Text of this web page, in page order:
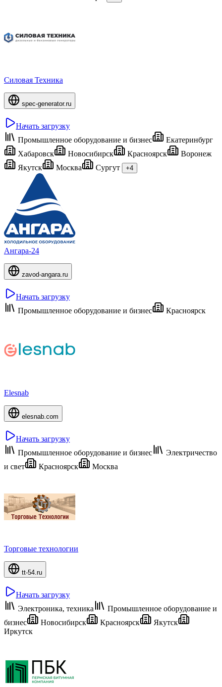
Силовая Техника
spec-generator.ru
Начать загрузку
Промышленное оборудование и бизнес
Екатеринбург
Хабаровск
Новосибирск Красноярск
Воронеж
Якутск
Москва Сургут +4
Ангара-24
zavod-angara.ru
Начать загрузку
Промышленное оборудование и бизнес
Красноярск
Elesnab
elesnab.com
Начать загрузку
Промышленное оборудование и бизнес
Электричество
и свет
Красноярск Москва
Торговые технологии
tt-54.ru
Начать загрузку
Электроника, техника
Промышленное оборудование и
бизнес
Новосибирск Красноярск
Якутск
Иркутск